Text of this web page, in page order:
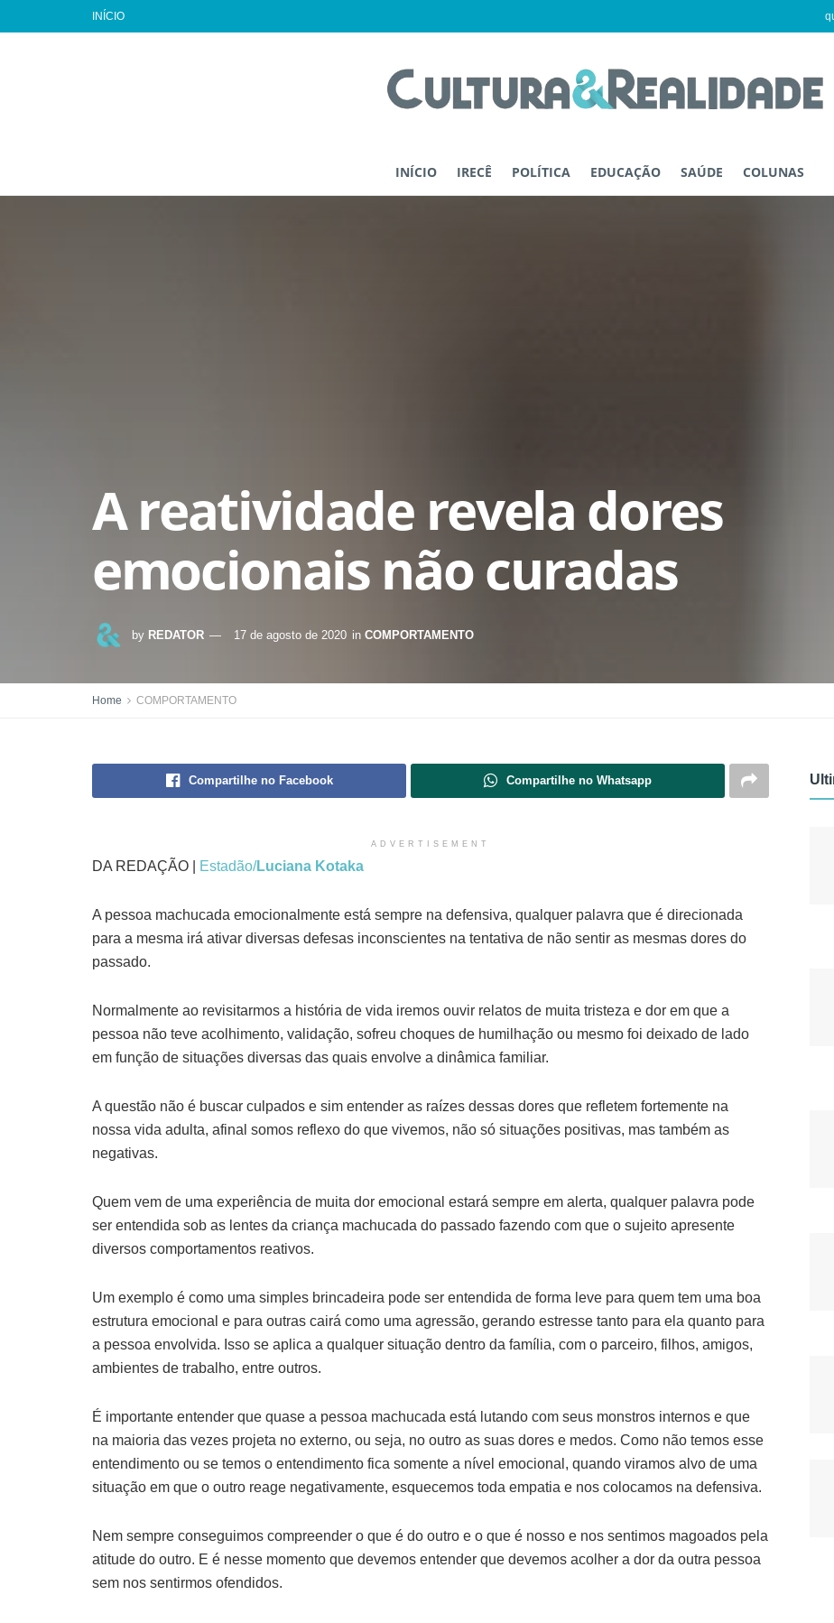
INÍCIO
INÍCIO IRECÊ POLÍTICA EDUCAÇÃO SAÚDE COLUNAS
A reatividade revela dores
emocionais não curadas
by REDATOR 17 de agosto de 2020 in COMPORTAMENTO
Home COMPORTAMENTO
Compartilhe no Facebook Compartilhe no Whatsapp
ADVERTISEMENT
DA REDAÇÃO | Estadão/Luciana Kotaka
A pessoa machucada emocionalmente está sempre na defensiva, qualquer palavra que é direcionada
para a mesma irá ativar diversas defesas inconscientes na tentativa de não sentir as mesmas dores do
passado.
Normalmente ao revisitarmos a história de vida iremos ouvir relatos de muita tristeza e dor em que a
pessoa não teve acolhimento, validação, sofreu choques de humilhação ou mesmo foi deixado de lado
em função de situações diversas das quais envolve a dinâmica familiar.
A questão não é buscar culpados e sim entender as raízes dessas dores que refletem fortemente na
nossa vida adulta, afinal somos reflexo do que vivemos, não só situações positivas, mas também as
negativas.
Quem vem de uma experiência de muita dor emocional estará sempre em alerta, qualquer palavra pode
ser entendida sob as lentes da criança machucada do passado fazendo com que o sujeito apresente
diversos comportamentos reativos.
Um exemplo é como uma simples brincadeira pode ser entendida de forma leve para quem tem uma boa
estrutura emocional e para outras cairá como uma agressão, gerando estresse tanto para ela quanto para
a pessoa envolvida. Isso se aplica a qualquer situação dentro da família, com o parceiro, filhos, amigos,
ambientes de trabalho, entre outros.
É importante entender que quase a pessoa machucada está lutando com seus monstros internos e que
na maioria das vezes projeta no externo, ou seja, no outro as suas dores e medos. Como não temos esse
entendimento ou se temos o entendimento fica somente a nível emocional, quando viramos alvo de uma
situação em que o outro reage negativamente, esquecemos toda empatia e nos colocamos na defensiva.
Nem sempre conseguimos compreender o que é do outro e o que é nosso e nos sentimos magoados pela
atitude do outro. E é nesse momento que devemos entender que devemos acolher a dor da outra pessoa
sem nos sentirmos ofendidos.